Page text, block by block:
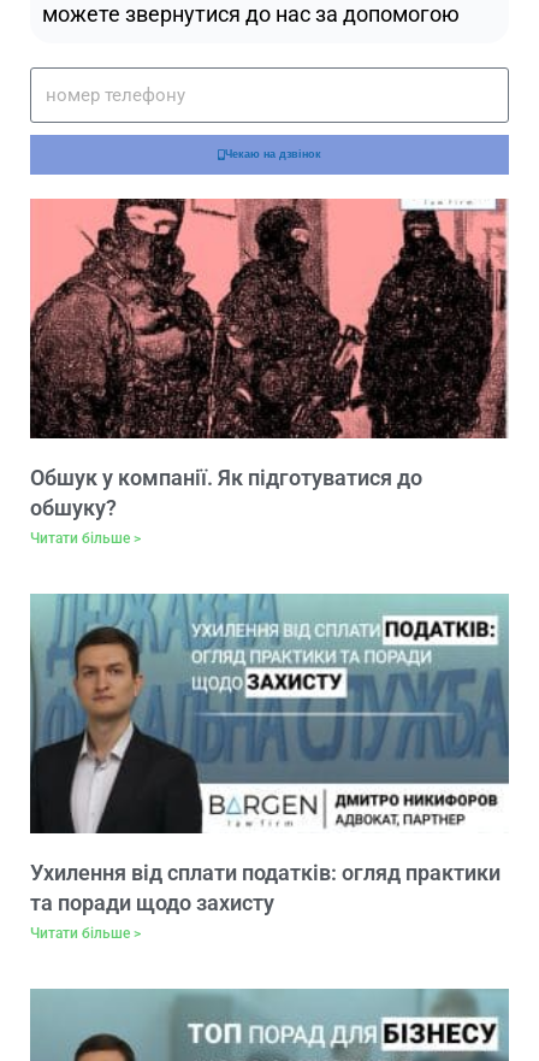
можете звернутися до нас за допомогою
Чекаю на дзвінок
Обшук у компанії. Як підготуватися до
обшуку?
Читати більше >
Ухилення від сплати податків: огляд практики
та поради щодо захисту
Читати більше >